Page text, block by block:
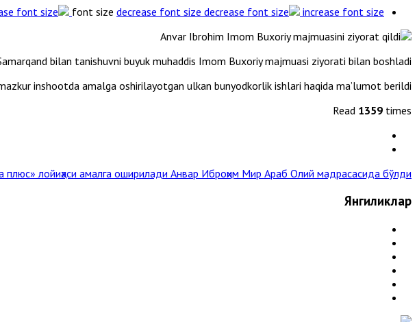
font size decrease font size increase font size
bilan tanishuvni buyuk muhaddis Imom Buxoriy majmuasi ziyorati bilan boshladi.
inshootda amalga oshirilayotgan ulkan bunyodkorlik ishlari haqida ma’lumot berildi.
Read 1359 times
лойиҳаси амалга оширилади Анвар Иброҳим Мир Араб Олий мадрасасида бўлди »
Янгиликлар